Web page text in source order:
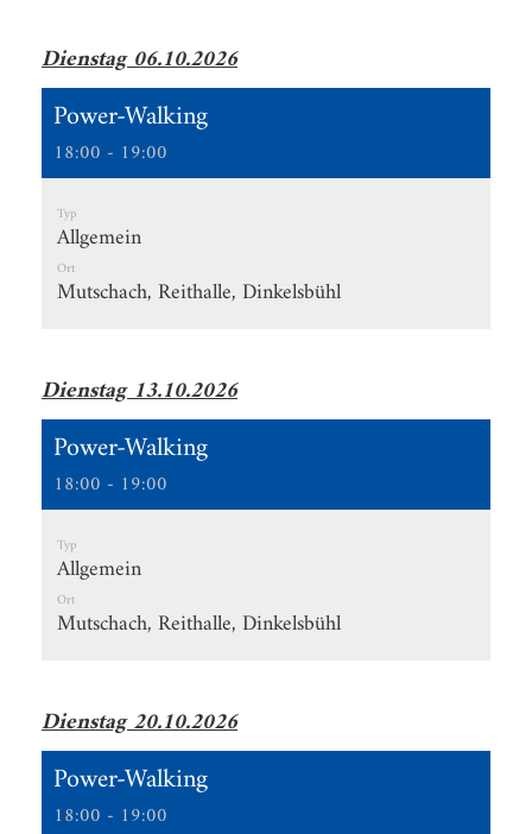
Dienstag 06.10.2026
Power-Walking
18:00 - 19:00
Typ
Allgemein
Ort
Mutschach, Reithalle, Dinkelsbühl
Dienstag 13.10.2026
Power-Walking
18:00 - 19:00
Typ
Allgemein
Ort
Mutschach, Reithalle, Dinkelsbühl
Dienstag 20.10.2026
Power-Walking
18:00 - 19:00